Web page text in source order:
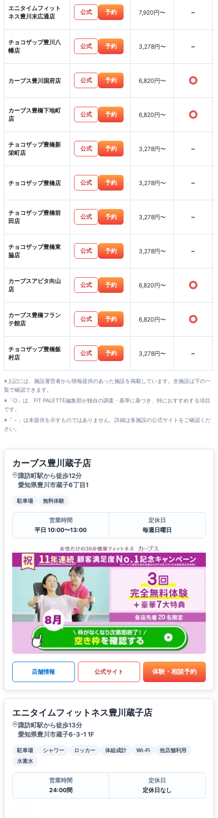
エニタイムフィット
ネス豊川末広通店
公式 予約 7,920円〜 -
チョコザップ豊川八
幡店
公式 予約 3,278円〜 -
カーブス豊川国府店 公式 予約 6,820円〜 ○
カーブス豊橋下地町
店
公式 予約 6,820円〜 ○
チョコザップ豊橋新
栄町店
公式 予約 3,278円〜 -
チョコザップ豊橋店 公式 予約 3,278円〜 -
チョコザップ豊橋前
田店
公式 予約 3,278円〜 -
チョコザップ豊橋東
脇店
公式 予約 3,278円〜 -
カーブスアピタ向山
店
公式 予約 6,820円〜 ○
カーブス豊橋フラン
テ館店
公式 予約 6,820円〜 ○
チョコザップ豊橋飯
村店
公式 予約 3,278円〜 -
※上記には、施設運営者から情報提供のあった施設を掲載しています。全施設は下の一
覧で確認できます。
※「○」は、FIT PALETTE編集部が独自の調査・基準に基づき、特におすすめする項目
です。
※「－」は未提供を示すものではありません。詳細は各施設の公式サイトをご確認くだ
さい。
カーブス豊川蔵子店
諏訪町駅から徒歩12分
愛知県豊川市蔵子6丁目1
駐車場 無料体験
営業時間
平日 10:00〜13:00
定休日
毎週日曜日
店舗情報 公式サイト 体験・相談予約
エニタイムフィットネス豊川蔵子店
諏訪町駅から徒歩13分
愛知県豊川市蔵子6-3-1 1F
駐車場 シャワー ロッカー 体組成計 Wi-Fi
他店舗利用
水素水
営業時間
24:00間
定休日
定休日なし